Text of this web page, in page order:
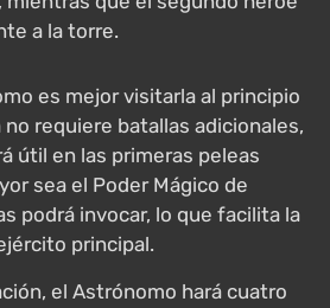
a la torre.
es mejor visitarla al principio
requiere batallas adicionales,
útil en las primeras peleas
sea el Poder Mágico de
podrá invocar, lo que facilita la
principal.
el Astrónomo hará cuatro